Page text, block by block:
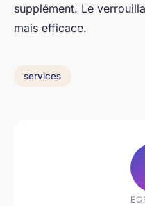
supplément. Le
mais efficace.
services